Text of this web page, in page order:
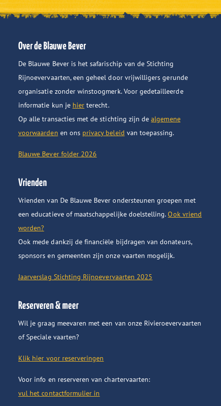
Over de Blauwe Bever
De Blauwe Bever is het safarischip van de Stichting
Rijnoevervaarten, een geheel door vrijwilligers gerunde
organisatie zonder winstoogmerk. Voor gedetailleerde
informatie kun je hier terecht.
Op alle transacties met de stichting zijn dealgemene
voorwaarden en ons privacy beleid van toepassing.
Blauwe Bever folder 2026
Vrienden
Vrienden van De Blauwe Bever ondersteunen groepen met
een educatieve of maatschappelijke doelstelling.Ook vriend
worden?
Ook mede dankzij de financiële bijdragen van donateurs,
sponsors en gemeenten zijn onze vaarten mogelijk.
Jaarverslag Stichting Rijnoevervaarten 2025
Reserveren & meer
Wil je graag meevaren met een van onze Rivieroevervaarten
of Speciale vaarten?
Klik hier voor reserveringen
Voor info en reserveren van chartervaarten:
vul het contactformulier in